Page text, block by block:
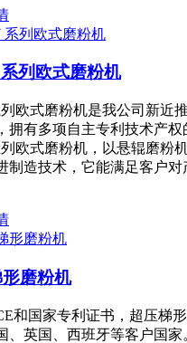
列欧式磨粉机
欧式磨粉机是我公司新近
拥有多项自主专利技术产
欧式磨粉机，以悬辊磨粉
制造技术，它能满足客户
磨粉机
和国家专利证书，超压梯
、英国、西班牙等客户国